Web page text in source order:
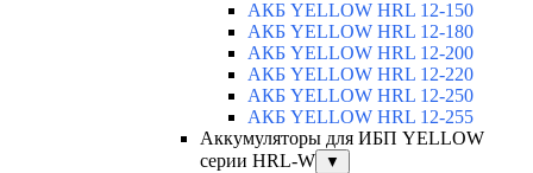
АКБ YELLOW HRL 12-150
АКБ YELLOW HRL 12-180
АКБ YELLOW HRL 12-200
АКБ YELLOW HRL 12-220
АКБ YELLOW HRL 12-250
АКБ YELLOW HRL 12-255
Аккумуляторы для ИБП YELLOW
серии HRL-W
▼